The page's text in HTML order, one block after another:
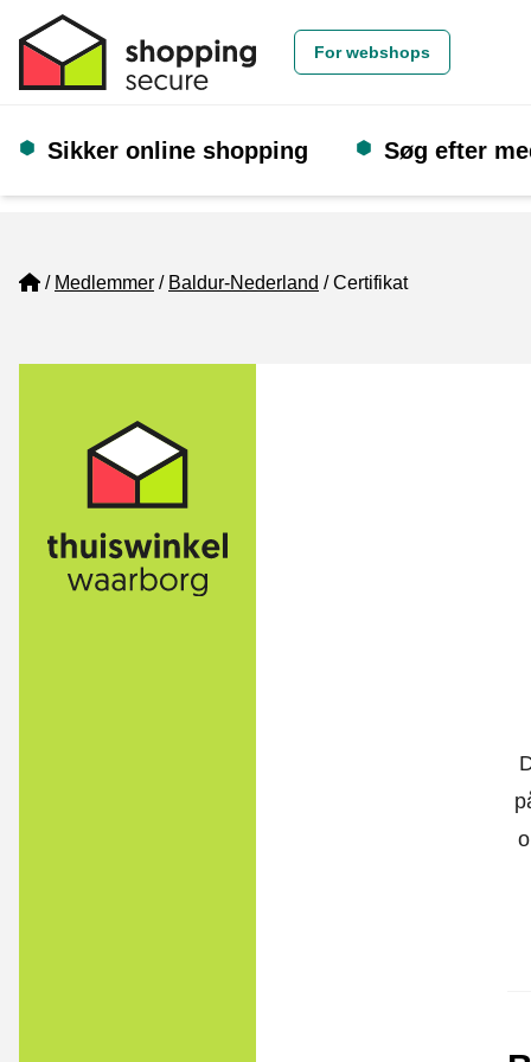
For webshops
Sikker online shopping Søg efter
Home
Medlemmer Baldur-Nederland Certifikat